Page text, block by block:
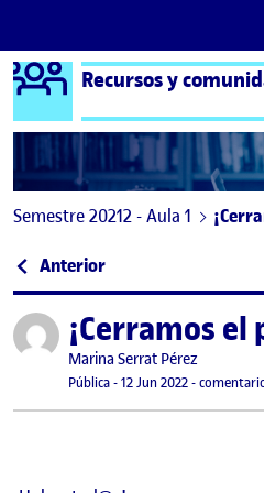
Saltar al contenido
Logo Ágora
Semestre 20212 - Aula 1
Navegación
Anterior: Opinión y
Publicado por¡Cerramos
Publicado por
Marina Serrat Pérez
Visibilidad:
Pública-Fecha de publicación
12 Jun 202212 junio, 2022
-